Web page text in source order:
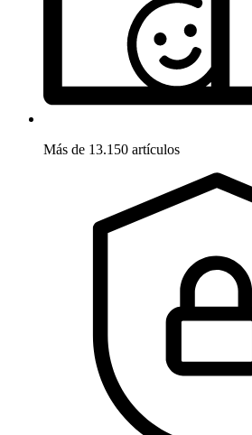
Más de 13.150 artículos